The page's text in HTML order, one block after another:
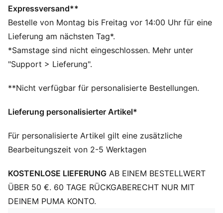
Gewebe leiten Feuchtigkeit von der Haut ab – für ein
trockenes und komfortables Tragegefühl
Aus 100 % recyceltem Material, Besatz und Deko sind
ausgenommen.
DETAILS
Passform: Performance Fit
Ausschnitt: Rundhalsausschnitt
Länge: Regulär
Expressversand**
Bestelle von Montag bis Freitag vor 14:00 Uhr für eine
Lieferung am nächsten Tag*.
*Samstage sind nicht eingeschlossen. Mehr unter
"Support > Lieferung".
**Nicht verfügbar für personalisierte Bestellungen.
Lieferung personalisierter Artikel*
Für personalisierte Artikel gilt eine zusätzliche
Bearbeitungszeit von 2-5 Werktagen
KOSTENLOSE LIEFERUNG AB EINEM BESTELLWERT
ÜBER 50 €. 60 TAGE RÜCKGABERECHT NUR MIT
DEINEM PUMA KONTO.